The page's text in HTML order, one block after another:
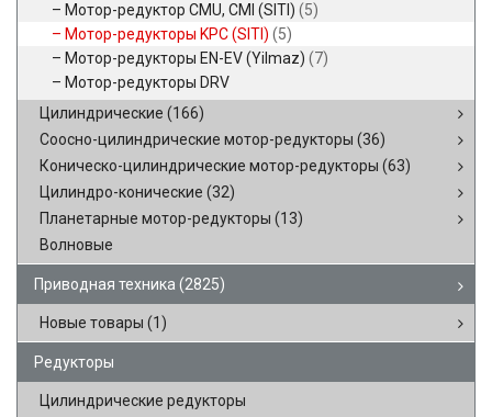
Мотор-редуктор CMU, CMI (SITI) (5)
Мотор-редукторы KPC (SITI) (5)
Мотор-редукторы EN-EV (Yilmaz) (7)
Мотор-редукторы DRV
Цилиндрические (166)
Соосно-цилиндрические мотор-редукторы (36)
Коническо-цилиндрические мотор-редукторы (63)
Цилиндро-конические (32)
Планетарные мотор-редукторы (13)
Волновые
Приводная техника (2825)
Новые товары (1)
Редукторы
Цилиндрические редукторы